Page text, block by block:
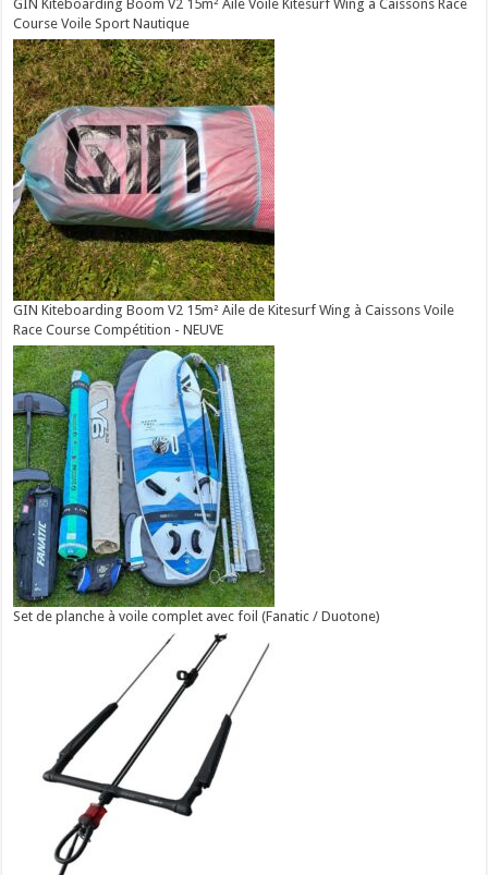
GIN Kiteboarding Boom V2 15m² Aile Voile Kitesurf Wing à Caissons Race
Course Voile Sport Nautique
GIN Kiteboarding Boom V2 15m² Aile de Kitesurf Wing à Caissons Voile
Race Course Compétition - NEUVE
Set de planche à voile complet avec foil (Fanatic / Duotone)